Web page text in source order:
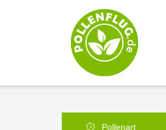
Pollenart